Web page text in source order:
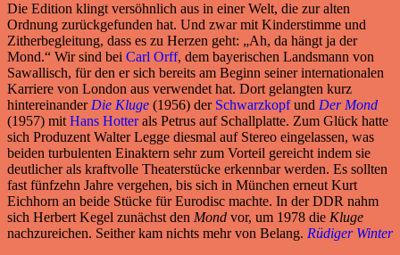
Die Edition klingt versöhnlich aus in einer Welt, die zur alten
Ordnung zurückgefunden hat. Und zwar mit Kinderstimme und
Zitherbegleitung, dass es zu Herzen geht: „Ah, da hängt ja der
Mond.“ Wir sind bei Carl Orff, dem bayerischen Landsmann von
Sawallisch, für den er sich bereits am Beginn seiner internationalen
Karriere von London aus verwendet hat. Dort gelangten kurz
hintereinanderDie Kluge (1956) der Schwarzkopfund Der Mond
(1957) mit Hans Hotterals Petrus auf Schallplatte. Zum Glück hatte
sich Produzent Walter Legge diesmal auf Stereo eingelassen, was
beiden turbulenten Einaktern sehr zum Vorteil gereicht indem sie
deutlicher als kraftvolle Theaterstücke erkennbar werden. Es sollten
fast fünfzehn Jahre vergehen, bis sich in München erneut Kurt
Eichhorn an beide Stücke für Eurodisc machte. In der DDR nahm
sich Herbert Kegel zunächst den Mond vor, um 1978 die Kluge
nachzureichen. Seither kam nichts mehr von Belang. Rüdiger Winter